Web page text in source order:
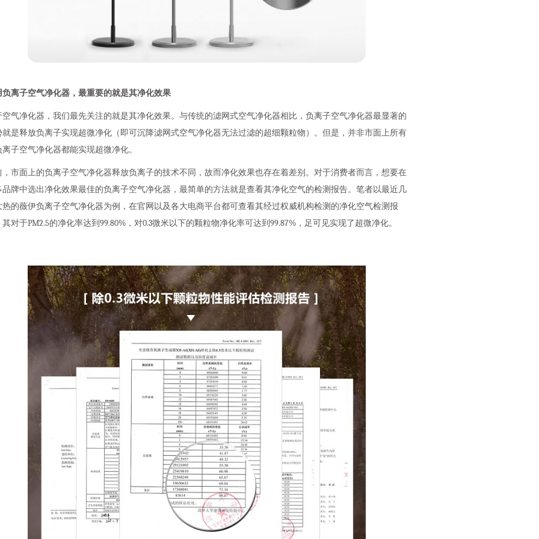
负离子空气净化器，最重要的就是其净化效果
空气净化器，我们最先关注的就是其净化效果。与传统的滤网式空气净化器相比，负离子空气净化器最显著的
就是释放负离子实现超微净化（即可沉降滤网式空气净化器无法过滤的超细颗粒物）。但是，并非市面上所有
离子空气净化器都能实现超微净化。
，市面上的负离子空气净化器释放负离子的技术不同，故而净化效果也存在着差别。对于消费者而言，想要在
品牌中选出净化效果最佳的负离子空气净化器，最简单的方法就是查看其净化空气的检测报告。笔者以最近几
热的薇伊负离子空气净化器为例，在官网以及各大电商平台都可查看其经过权威机构检测的净化空气检测报
对于PM2.5的净化率达到99.80%，对0.3微米以下的颗粒物净化率可达到99.87%，足可见实现了超微净化。